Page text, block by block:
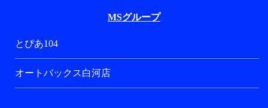
MSグループ
とぴあ104
オートバックス白河店